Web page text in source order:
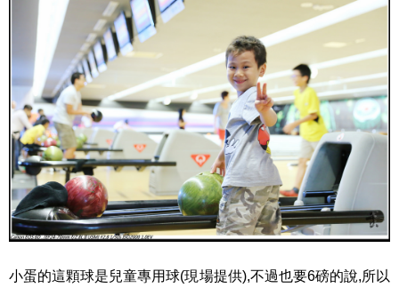
小蛋的這顆球是兒童專用球(現場提供),不過也要6磅的說,所以